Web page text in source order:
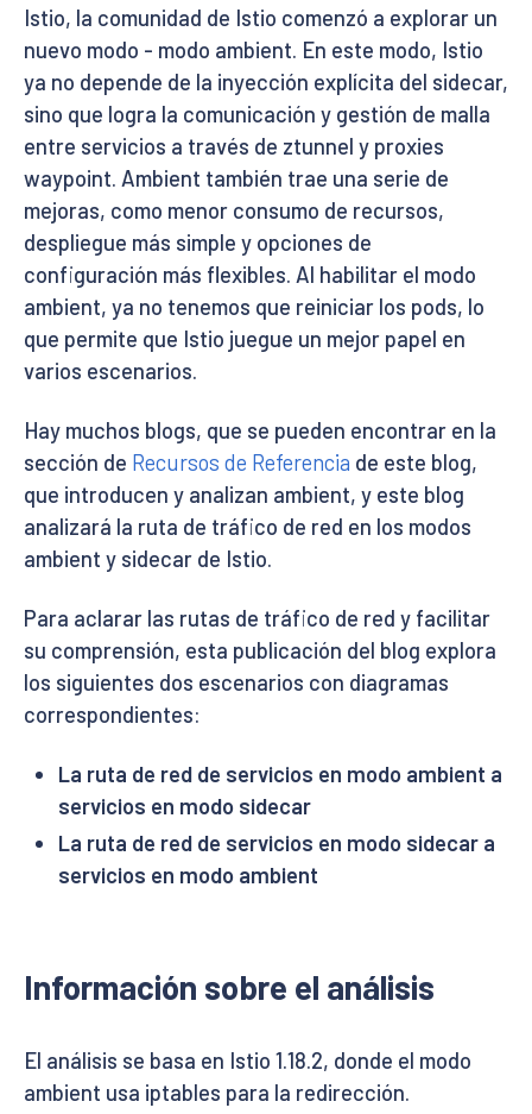
Istio, la comunidad de Istio comenzó a explorar un
nuevo modo - modo ambient. En este modo, Istio
ya no depende de la inyección explícita del sidecar,
sino que logra la comunicación y gestión de malla
entre servicios a través de ztunnel y proxies
waypoint. Ambient también trae una serie de
mejoras, como menor consumo de recursos,
despliegue más simple y opciones de
configuración más flexibles. Al habilitar el modo
ambient, ya no tenemos que reiniciar los pods, lo
que permite que Istio juegue un mejor papel en
varios escenarios.
Hay muchos blogs, que se pueden encontrar en la
sección de Recursos de Referencia de este blog,
que introducen y analizan ambient, y este blog
analizará la ruta de tráfico de red en los modos
ambient y sidecar de Istio.
Para aclarar las rutas de tráfico de red y facilitar
su comprensión, esta publicación del blog explora
los siguientes dos escenarios con diagramas
correspondientes:
La ruta de red de servicios en modo ambient a
servicios en modo sidecar
La ruta de red de servicios en modo sidecar a
servicios en modo ambient
Información sobre el análisis
El análisis se basa en Istio 1.18.2, donde el modo
ambient usa iptables para la redirección.